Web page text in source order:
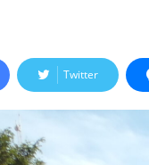
Twitter